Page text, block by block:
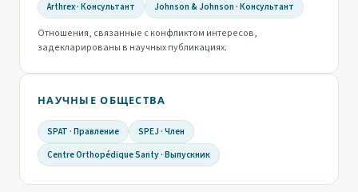
Arthrex · Консультант Johnson & Johnson · Консультант
Отношения, связанные с конфликтом интересов,
задекларированы в научных публикациях.
НАУЧНЫЕ ОБЩЕСТВА
SPAT · Правление
SPEJ · Член
Centre Orthopédique Santy · Выпускник